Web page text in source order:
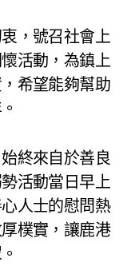
，號召社會上
活動，為鎮上
希望能夠幫助
終來自於善良
活動當日早上
人士的慰問熱
樸實，讓鹿港